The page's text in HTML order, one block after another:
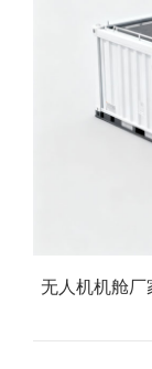
无人机机舱